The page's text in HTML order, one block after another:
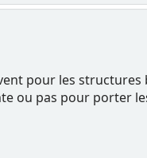
pour les
ou pas pour porter